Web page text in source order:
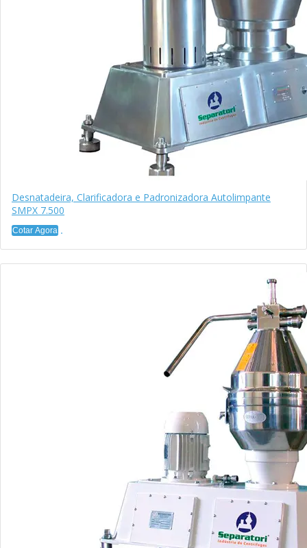
Desnatadeira, Clarificadora e Padronizadora Autolimpante
SMPX 7.500
Cotar Agora